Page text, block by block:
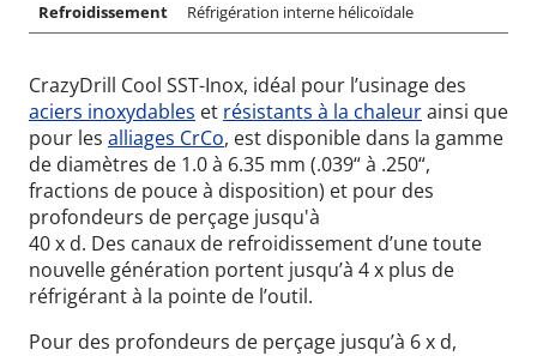
Refroidissement
Réfrigération interne hélicoïdale
CrazyDrill Cool SST-Inox, idéal pour l’usinage des
aciers inoxydables et résistants à la chaleurainsi que
pour les alliages CrCo, est disponible dans la gamme
de diamètres de 1.0 à 6.35 mm (.039“ à .250“,
fractions de pouce à disposition) et pour des
profondeurs de perçage jusqu'à
40 x d. Des canaux de refroidissement d’une toute
nouvelle génération portent jusqu’à 4 x plus de
réfrigérant à la pointe de l’outil.
Pour des profondeurs de perçage jusqu’à 6 x d,